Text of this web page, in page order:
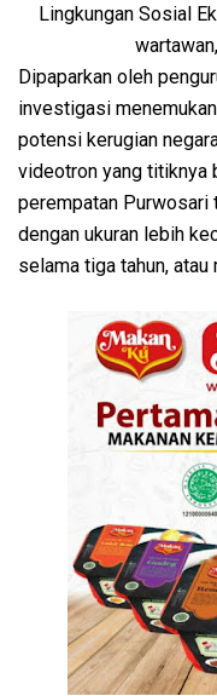
Lingkungan Sosial
Dipaparkan oleh
investigasi
potensi kerugian
videotron yang
perempatan Purwosari
dengan ukuran lebih
selama tiga tahun,